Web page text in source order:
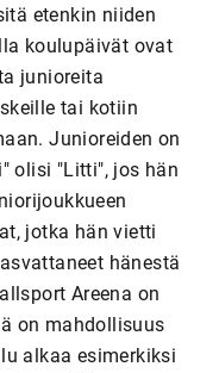
etenkin niiden
koulupäivät ovat
junioreita
tai kotiin
Junioreiden on
olisi "Litti", jos hän
jotka hän vietti
hänestä
Areena on
on mahdollisuus
alkaa esimerkiksi